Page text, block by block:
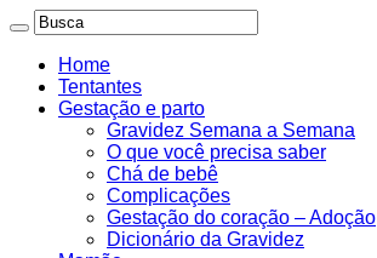
Home
Tentantes
Gestação e parto
Gravidez Semana a Semana
O que você precisa saber
Chá de bebê
Complicações
Gestação do coração – Adoção
Dicionário da Gravidez